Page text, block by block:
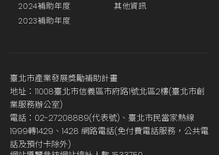
2024補助年度
2023補助年度
其他資訊
臺北市產業發展獎勵補助計畫
地址：11008臺北市信義區市府路1號北區2樓(臺北市創
業服務辦公室)
電話：02-27208889(代表號)、臺北市民當家熱線
1999轉1429、1428 網路電話(免付費電話服務，公共電
話及預付卡除外)